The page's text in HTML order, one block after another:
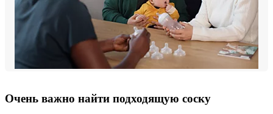
Очень важно найти подходящую соску